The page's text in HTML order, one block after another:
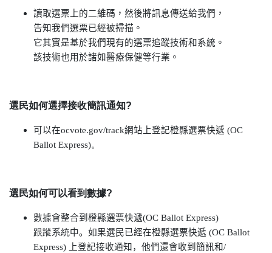
讀取選票上的二維碼，然後將訊息傳送給我們，
告知我們選票已經被掃描。
它其實是基於我們現有的選票追蹤技術和系統。
該技術也用於諸如醫療保健等行業。
選民如何選擇接收簡訊通知?
可以在ocvote.gov/track網站上登記橙縣選票快遞 (OC
Ballot Express)。
選民如何可以看到數據?
數據會整合到橙縣選票快遞(OC Ballot Express)
跟蹤系統中。如果選民已經在橙縣選票快遞 (OC Ballot
Express)
上登記接收通知，他們還會收到 簡訊和/